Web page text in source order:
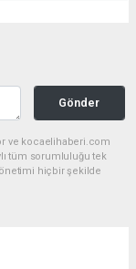
Gönder
ve kocaelihaberi.com
tüm sorumluluğu tek
hiçbir şekilde